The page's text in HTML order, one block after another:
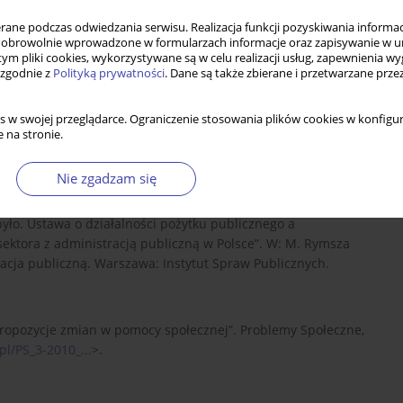
podczas odwiedzania serwisu. Realizacja funkcji pozyskiwania
wprowadzone w formularzach informacje oraz zapisywanie w
pliki cookies, wykorzystywane są w celu realizacji usług, zapewnienia
z Polityką prywatności. Dane są także zbierane i przetwarzane
w swojej przeglądarce. Ograniczenie stosowania plików cookies w
na stronie.
Nie zgadzam się
Ustawa o działalności pożytku publicznego a
z administracją publiczną w Polsce”. W: M. Rymsza
publiczną. Warszawa: Instytut Spraw Publicznych.
zmian w pomocy społecznej”. Problemy Społeczne,
2010_... >.